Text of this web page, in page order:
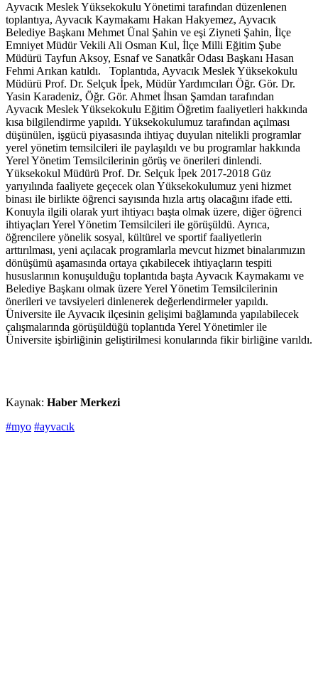
Ayvacık Meslek Yüksekokulu Yönetimi tarafından düzenlenen
toplantıya, Ayvacık Kaymakamı Hakan Hakyemez, Ayvacık
Belediye Başkanı Mehmet Ünal Şahin ve eşi Ziyneti Şahin, İlçe
Emniyet Müdür Vekili Ali Osman Kul, İlçe Milli Eğitim Şube
Müdürü Tayfun Aksoy, Esnaf ve Sanatkâr Odası Başkanı Hasan
Fehmi Arıkan katıldı. Toplantıda, Ayvacık Meslek Yüksekokulu
Müdürü Prof. Dr. Selçuk İpek, Müdür Yardımcıları Öğr. Gör. Dr.
Yasin Karadeniz, Öğr. Gör. Ahmet İhsan Şamdan tarafından
Ayvacık Meslek Yüksekokulu Eğitim Öğretim faaliyetleri hakkında
kısa bilgilendirme yapıldı. Yüksekokulumuz tarafından açılması
düşünülen, işgücü piyasasında ihtiyaç duyulan nitelikli programlar
yerel yönetim temsilcileri ile paylaşıldı ve bu programlar hakkında
Yerel Yönetim Temsilcilerinin görüş ve önerileri dinlendi.
Yüksekokul Müdürü Prof. Dr. Selçuk İpek 2017-2018 Güz
yarıyılında faaliyete geçecek olan Yüksekokulumuz yeni hizmet
binası ile birlikte öğrenci sayısında hızla artış olacağını ifade etti.
Konuyla ilgili olarak yurt ihtiyacı başta olmak üzere, diğer öğrenci
ihtiyaçları Yerel Yönetim Temsilcileri ile görüşüldü. Ayrıca,
öğrencilere yönelik sosyal, kültürel ve sportif faaliyetlerin
arttırılması, yeni açılacak programlarla mevcut hizmet binalarımızın
dönüşümü aşamasında ortaya çıkabilecek ihtiyaçların tespiti
hususlarının konuşulduğu toplantıda başta Ayvacık Kaymakamı ve
Belediye Başkanı olmak üzere Yerel Yönetim Temsilcilerinin
önerileri ve tavsiyeleri dinlenerek değerlendirmeler yapıldı.
Üniversite ile Ayvacık ilçesinin gelişimi bağlamında yapılabilecek
çalışmalarında görüşüldüğü toplantıda Yerel Yönetimler ile
Üniversite işbirliğinin geliştirilmesi konularında fikir birliğine varıldı.
Kaynak: Haber Merkezi
#myo #ayvacık